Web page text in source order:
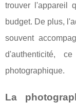
trouver l'appareil
budget. De plus,
souvent
d'authenticité,
photographique.
La